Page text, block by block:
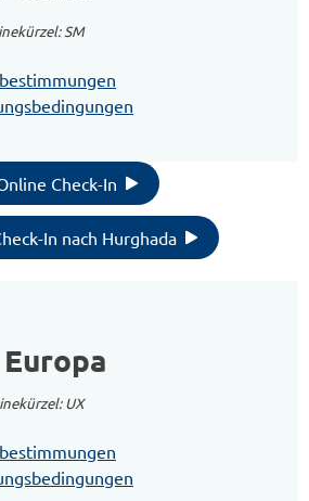
SM
Check-In
In nach Hurghada
UX